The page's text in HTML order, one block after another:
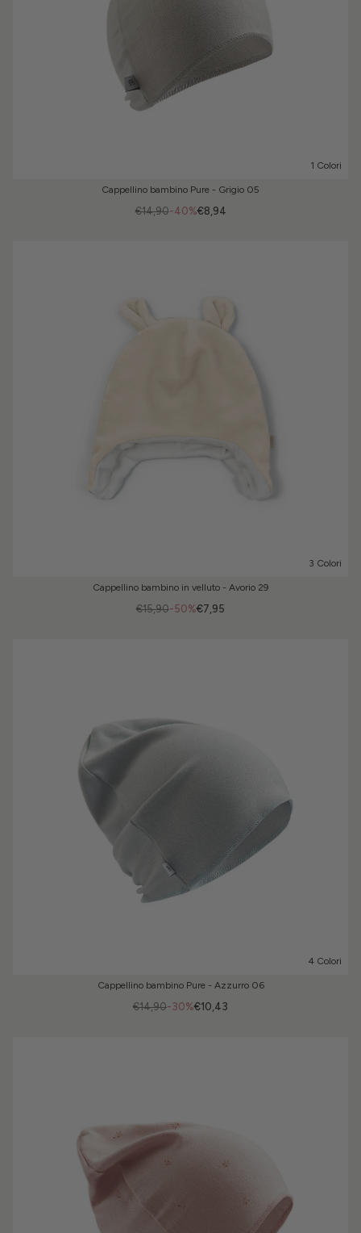
1 Colori
Cappellino bambino Pure - Grigio 05
-40%
€14,90 €8,94
3 Colori
Cappellino bambino in velluto - Avorio 29
-50%
€15,90 €7,95
4 Colori
Cappellino bambino Pure - Azzurro 06
-30%
€14,90 €10,43